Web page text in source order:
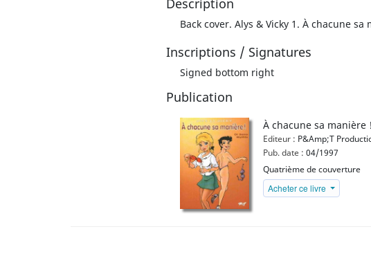
Description
Back cover. Alys & Vicky 1. À chacune sa
Inscriptions / Signatures
Signed bottom right
Publication
À chacune sa manière !
Editeur : P&Amp;T
Pub. date : 04/1997
Quatrième de couverture
Acheter ce livre